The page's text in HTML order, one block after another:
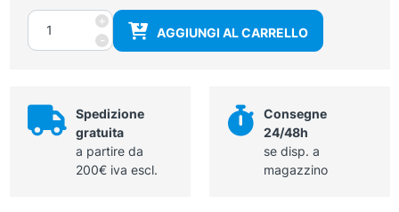
-
Acido
acetico
al
+
AGGIUNGI AL CARRELLO
Spedizione
gratuita
a partire da
200€ iva escl.
Consegne
24/48h
se disp. a
magazzino